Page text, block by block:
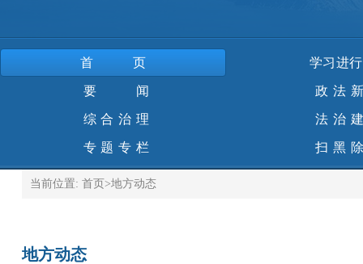
首页 学习进
要 闻 政法
综合治理 法治
专题专栏 扫黑
当前位置: 首页 >地方动态
地方动态